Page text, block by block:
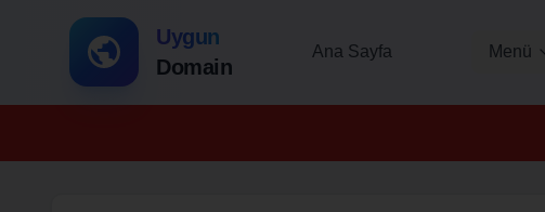
Uygun
Domain
Ana Sayfa Menü